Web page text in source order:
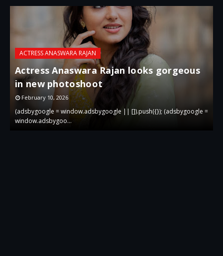
ACTRESS ANASWARA RAJAN
Actress Anaswara Rajan looks gorgeous
in new photoshoot
February 10, 2026
(adsbygoogle = window.adsbygoogle || []).push({}); (adsbygoogle =
window.adsbygoo…